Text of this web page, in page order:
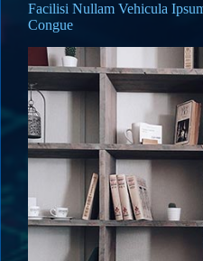
Facilisi Nullam Vehicula
Congue